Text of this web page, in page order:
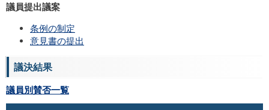
議員提出議案
条例の制定
意見書の提出
議決結果
議員別賛否一覧